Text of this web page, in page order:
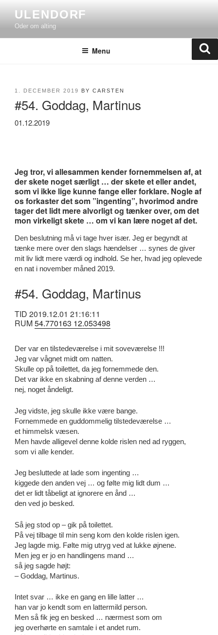
content
ULENDORF
Oder om alting
Menu
POSTED
1. DECEMBER 2019 BY CARSTEN
#54. Goddag, Martinus
01.12.2019
Jeg tror, vi allesammen kender fornemmelsen af, at
der skete noget særligt … der skete et eller andet,
som vi ikke lige kunne fange eller forklare. Nogle af
os forkaster det som ”ingenting”, hvorimod andre
tager det lidt mere alvorligt og tænker over, om det
mon virkeligt skete … om vi kan lære noget af det.
Den beslutning må vi tage hver især. Jeg er begyndt at
tænke mere over den slags hændelser … synes de giver
mit liv lidt mere værdi og indhold. Se her, hvad jeg oplevede
en nat i november måned 2019.
#54. Goddag, Martinus
TID 2019.12.01 21:16:11
RUM54.770163 12.053498
Der var en tilstedeværelse i mit soveværelse !!!
Jeg var vågnet midt om natten.
Skulle op på toilettet, da jeg fornemmede den.
Det var ikke en skabning af denne verden …
nej, noget åndeligt.
Jeg vidste, jeg skulle ikke være bange.
Fornemmede en guddommelig tilstedeværelse …
et himmelsk væsen.
Men havde alligevel denne kolde rislen ned ad ryggen,
som vi alle kender.
Jeg besluttede at lade som ingenting …
kiggede den anden vej … og følte mig lidt dum …
det er lidt tåbeligt at ignorere en ånd …
den ved jo besked.
Så jeg stod op – gik på toilettet.
På vej tilbage til min seng kom den kolde rislen igen.
Jeg lagde mig. Følte mig utryg ved at lukke øjnene.
Men jeg er jo en handlingens mand …
så jeg sagde højt:
– Goddag, Martinus.
Intet svar … ikke en gang en lille latter …
han var jo kendt som en lattermild person.
Men så fik jeg en besked … nærmest som om
jeg overhørte en samtale i et andet rum.